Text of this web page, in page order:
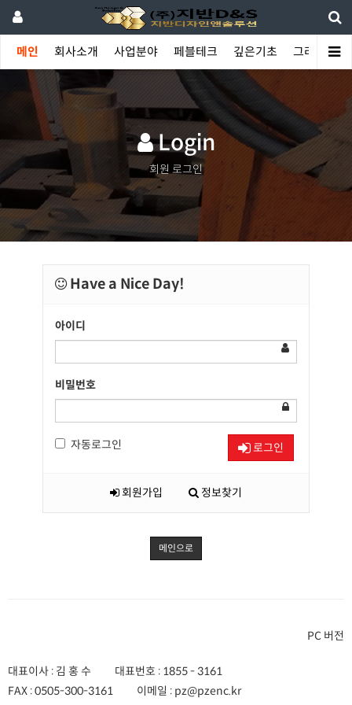
메인 회사소개 사업분야 페블테크 깊은기초 그라우팅
Login
회원 로그인
Have a Nice Day!
아이디
비밀번호
자동로그인 로그인
회원가입 정보찾기
메인으로
PC 버전
대표이사 : 김 홍 수 대표번호 : 1855 - 3161
FAX :0505-300-3161 이메일 : pz@pzenc.kr